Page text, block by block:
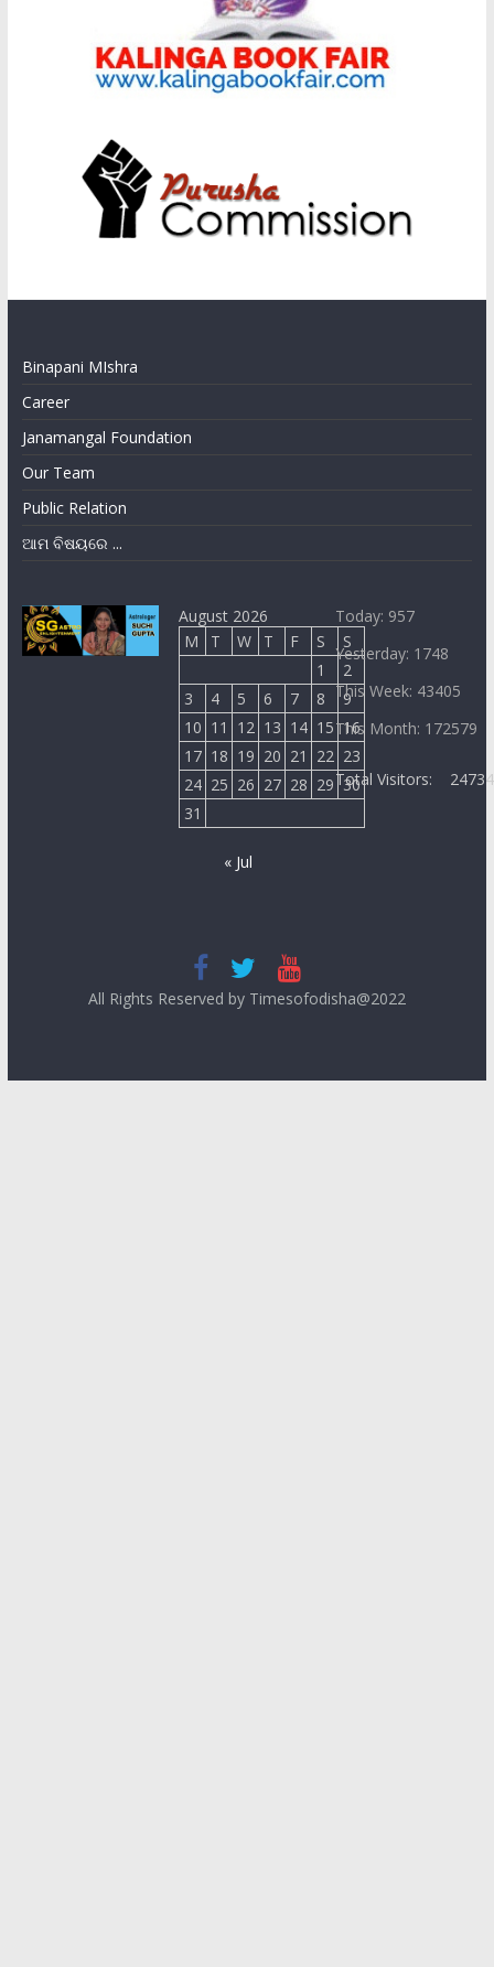
Binapani MIshra
Career
Janamangal Foundation
Our Team
Public Relation
ଆମ ବିଷୟରେ ...
August 2026
M
T W T F S
S
1
2
3
4 5 6 7 8
9
10 11 12 13 14 15 16
17 18 19 20 21 22 23
24 25 26 27 28 29 30
31
« Jul
Today: 957
Yesterday: 1748
This Week: 43405
This Month: 172579
Total Visitors:
All Rights Reserved by Timesofodisha@2022